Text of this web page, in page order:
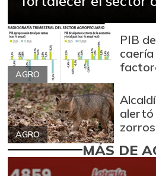
AGRO
PIB
AGRO
alertó
MÁS DE